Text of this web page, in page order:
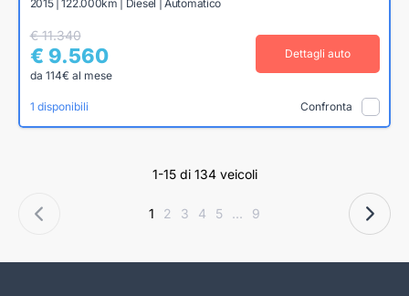
2015 | 122.000km | Diesel | Automatico
€ 11.340
€ 9.560
da 114€ al mese
Dettagli auto
1 disponibili Confronta
1-15 di 134 veicoli
1 2 3 4 5 ... 9